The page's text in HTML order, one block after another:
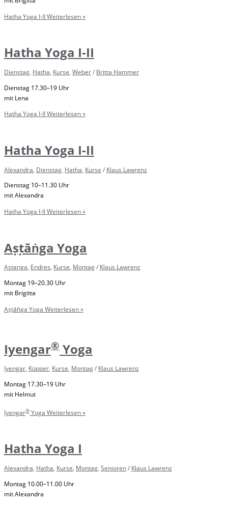
Hatha Yoga I-IIWeiterlesen »
Hatha Yoga I-II
Dienstag Hatha Kurse Weber/ Britta Hammer
Dienstag 17.30–19 Uhr
mit Lena
Hatha Yoga I-IIWeiterlesen »
Hatha Yoga I-II
Alexandra Dienstag Hatha Kurse / Klaus Lawrenz
Dienstag 10–11.30 Uhr
mit Alexandra
Hatha Yoga I-IIWeiterlesen »
Aṣṭāṅga Yoga
Astanga, Endres, Kurse, Montag/ Klaus Lawrenz
Montag 19–20.30 Uhr
mit Brigitta
Aṣṭāṅga Yoga Weiterlesen »
Iyengar® Yoga
Iyengar, Küpper, Kurse, Montag/ Klaus Lawrenz
Montag 17.30–19 Uhr
mit Helmut
Iyengar® Yoga Weiterlesen »
Hatha Yoga I
Alexandra Hatha Kurse Montag Senioren/ Klaus Lawrenz
Montag 10.00–11.00 Uhr
mit Alexandra